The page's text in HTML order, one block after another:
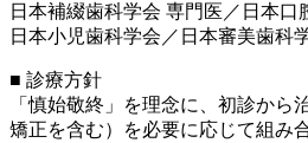
日本補綴歯科学会 専門医／日本口
日本小児歯科学会／日本審美歯科
■ 診療方針
「慎始敬終」を理念に、初診か
矯正を含む）を必要に応じて組み